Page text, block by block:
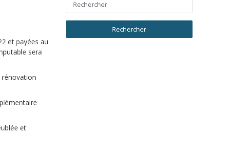
et payées au
sera
rénovation
et